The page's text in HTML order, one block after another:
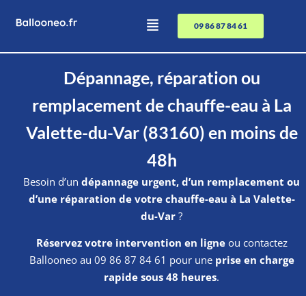
09 86 87 84 61
Dépannage, réparation ou
remplacement de chauffe-eau à La
Valette-du-Var (83160) en moins de
48h
Besoin d’un dépannage urgent, d’un remplacement ou
d’une réparation de votre chauffe-eau à La Valette-
du-Var ?
Réservez votre intervention en ligneou contactez
Ballooneo au 09 86 87 84 61 pour une prise en charge
rapide sous 48 heures.